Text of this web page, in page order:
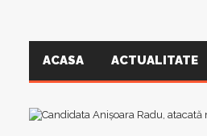
ACASA ACTUALITATE